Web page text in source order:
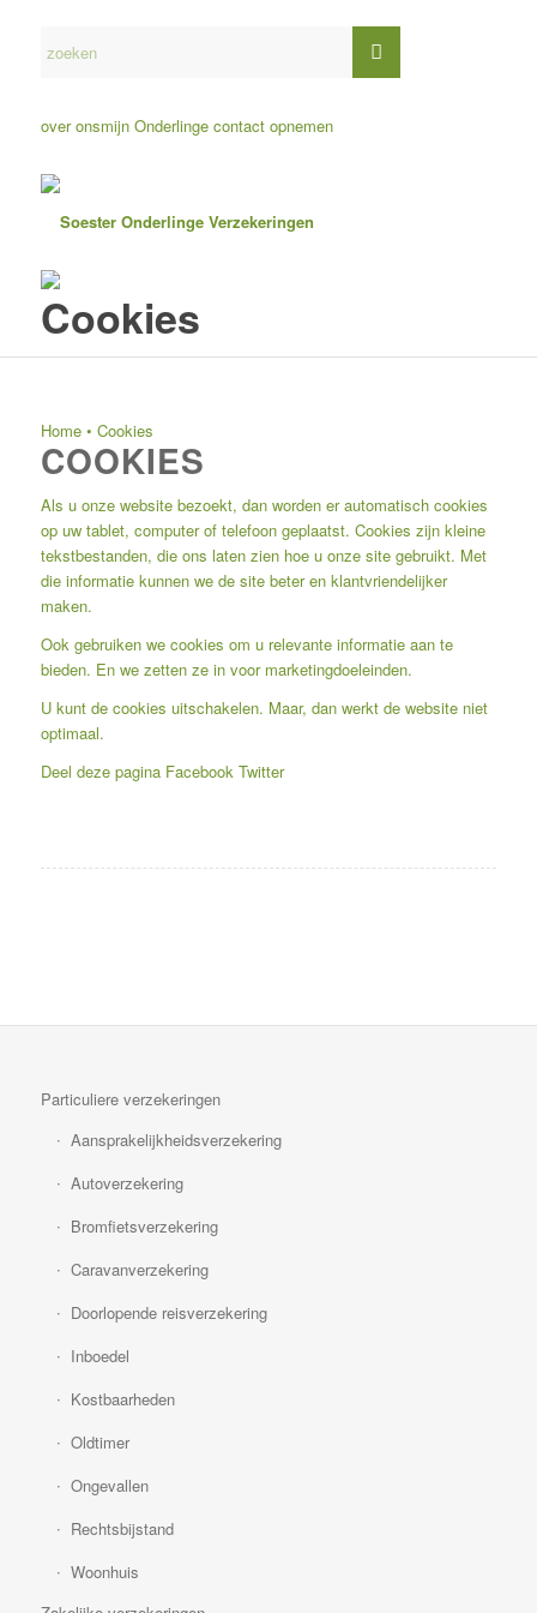
over onsmijn Onderlinge contact opnemen
Cookies
Home• Cookies
COOKIES
Als u onze website bezoekt, dan worden er automatisch cookies
op uw tablet, computer of telefoon geplaatst. Cookies zijn kleine
tekstbestanden, die ons laten zien hoe u onze site gebruikt. Met
die informatie kunnen we de site beter en klantvriendelijker
maken.
Ook gebruiken we cookies om u relevante informatie aan te
bieden. En we zetten ze in voor marketingdoeleinden.
U kunt de cookies uitschakelen. Maar, dan werkt de website niet
optimaal.
Deel deze pagina Facebook Twitter
Particuliere verzekeringen
Aansprakelijkheidsverzekering
Autoverzekering
Bromfietsverzekering
Caravanverzekering
Doorlopende reisverzekering
Inboedel
Kostbaarheden
Oldtimer
Ongevallen
Rechtsbijstand
Woonhuis